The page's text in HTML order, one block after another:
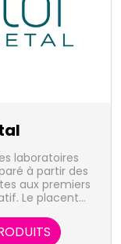
laboratoires
à partir des
aux premiers
Le placenta